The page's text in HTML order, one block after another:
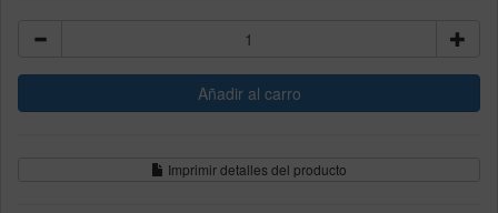
Imprimir detalles del producto